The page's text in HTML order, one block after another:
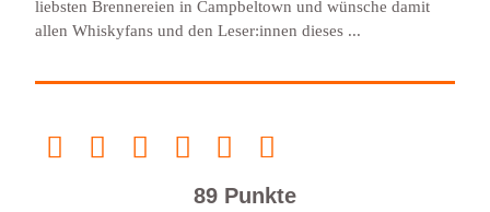
liebsten Brennereien in Campbeltown und wünsche damit
allen Whiskyfans und den Leser:innen dieses ...
89 Punkte